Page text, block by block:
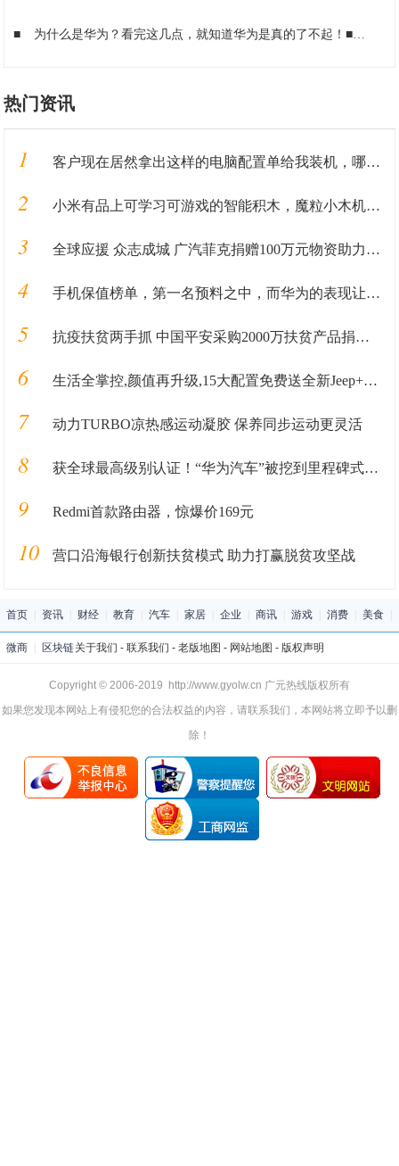
■ 为什么是华为？看完这几点，就知道华为是真的了不起！■
热门资讯
1 客户现在居然拿出这样的电脑配置单给我装机，哪里有这货哦？
2 小米有品上可学习可游戏的智能积木，魔粒小木机器人
3 全球应援 众志成城 广汽菲克捐赠100万元物资助力抗“疫”
4 手机保值榜单，第一名预料之中，而华为的表现让人失望
5 抗疫扶贫两手抓 中国平安采购2000万扶贫产品捐赠武汉
6 生活全掌控,颜值再升级,15大配置免费送全新Jeep+指南者加料上市
7 动力TURBO凉热感运动凝胶 保养同步运动更灵活
8 获全球最高级别认证！“华为汽车”被挖到里程碑式突破，机构高呼这个风口渐行渐近
9 Redmi首款路由器，惊爆价169元
10 营口沿海银行创新扶贫模式 助力打赢脱贫攻坚战
首页 资讯 财经 教育 汽车 家居 企业 商讯 游戏 消费 美食
微商 区块链关于我们 - 联系我们 - 老版地图 - 网站地图 - 版权声明
Copyright © 2006-2019 http://www.gyolw.cn 广元热线版权所有
如果您发现本网站上有侵犯您的合法权益的内容，请联系我们，本网站将立即予以删
除！